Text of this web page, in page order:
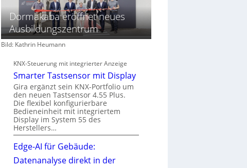
Dormakaba eröffnet neues
Ausbildungszentrum
Bild: Kathrin Heumann
KNX-Steuerung mit integrierter Anzeige
Smarter Tastsensor mit Display
Gira ergänzt sein KNX-Portfolio um
den neuen Tastsensor 4.55 Plus.
Die flexibel konfigurierbare
Bedieneinheit mit integriertem
Display im System 55 des
Herstellers…
Edge-AI für Gebäude:
Datenanalyse direkt in der